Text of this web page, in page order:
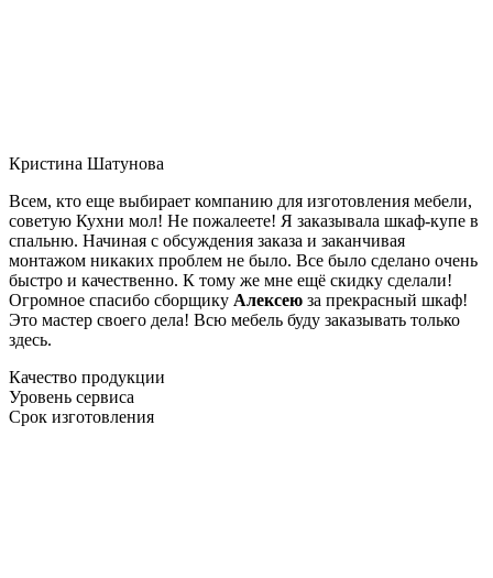
Кристина Шатунова
Всем, кто еще выбирает компанию для изготовления мебели,
советую Кухни мол! Не пожалеете! Я заказывала шкаф-купе в
спальню. Начиная с обсуждения заказа и заканчивая
монтажом никаких проблем не было. Все было сделано очень
быстро и качественно. К тому же мне ещё скидку сделали!
Огромное спасибо сборщику Алексею за прекрасный шкаф!
Это мастер своего дела! Всю мебель буду заказывать только
здесь.
Качество продукции
Уровень сервиса
Срок изготовления